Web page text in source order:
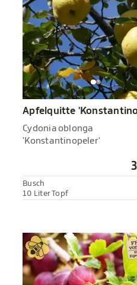
Apfelquitte
Cydonia oblonga
'Konstantinopeler'
Busch
10 Liter Topf